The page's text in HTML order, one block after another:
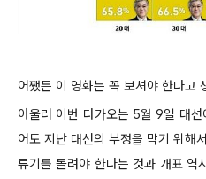
어쨌든 이 영화는 꼭 보셔야 한다고
아울러 이번 다가오는 5월 9일 대
어도 지난 대선의 부정을 막기 위해
류기를 돌려야 한다는 것과 개표 역